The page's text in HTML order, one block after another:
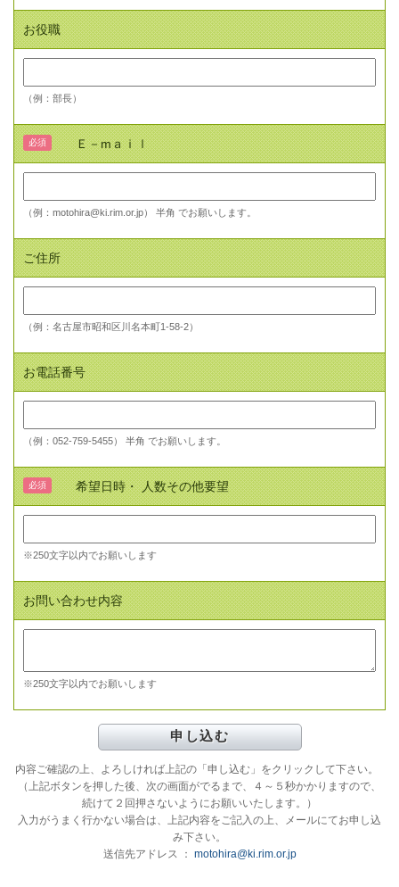
お役職
（例：部長）
Ｅ－mａｉｌ
必須
（例：motohira@ki.rim.or.jp） 半角 でお願いします。
ご住所
（例：名古屋市昭和区川名本町1-58-2）
お電話番号
（例：052-759-5455） 半角 でお願いします。
希望日時・ 人数その他要望
必須
※250文字以内でお願いします
お問い合わせ内容
※250文字以内でお願いします
内容ご確認の上、よろしければ上記の「申し込む」をクリックして下さい。
（上記ボタンを押した後、次の画面がでるまで、４～５秒かかりますので、
続けて２回押さないようにお願いいたします。）
入力がうまく行かない場合は、上記内容をご記入の上、メールにてお申し込
み下さい。
送信先アドレス ： motohira@ki.rim.or.jp